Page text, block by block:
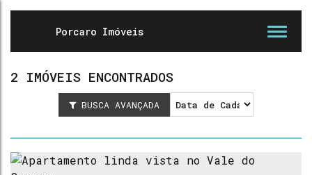
2 IMÓVEIS ENCONTRADOS
BUSCA AVANÇADA